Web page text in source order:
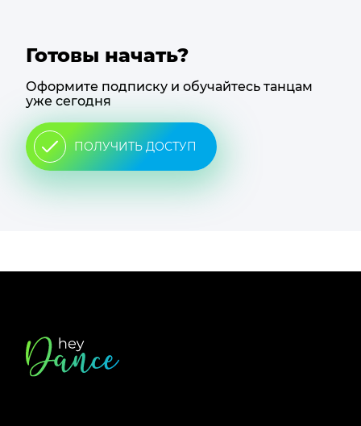
Готовы начать?
Оформите подписку и обучайтесь танцам
уже сегодня
ПОЛУЧИТЬ ДОСТУП
Футер
сайта